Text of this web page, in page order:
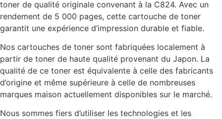
toner de qualité originale convenant à la C824. Avec un
rendement de 5 000 pages, cette cartouche de toner
garantit une expérience d’impression durable et fiable.
Nos cartouches de toner sont fabriquées localement à
partir de toner de haute qualité provenant du Japon. La
qualité de ce toner est équivalente à celle des fabricants
d’origine et même supérieure à celle de nombreuses
marques maison actuellement disponibles sur le marché.
Nous sommes fiers d’utiliser les technologies et les